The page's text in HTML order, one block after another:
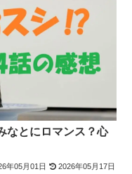
なとにロマンス？心
年05月01日 2026年05月17日